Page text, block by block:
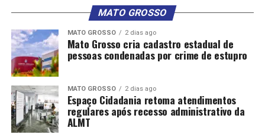
MATO GROSSO
MATO GROSSO 2 dias ago
Mato Grosso cria cadastro estadual de
pessoas condenadas por crime de estupro
MATO GROSSO 2 dias ago
Espaço Cidadania retoma atendimentos
regulares após recesso administrativo da
ALMT